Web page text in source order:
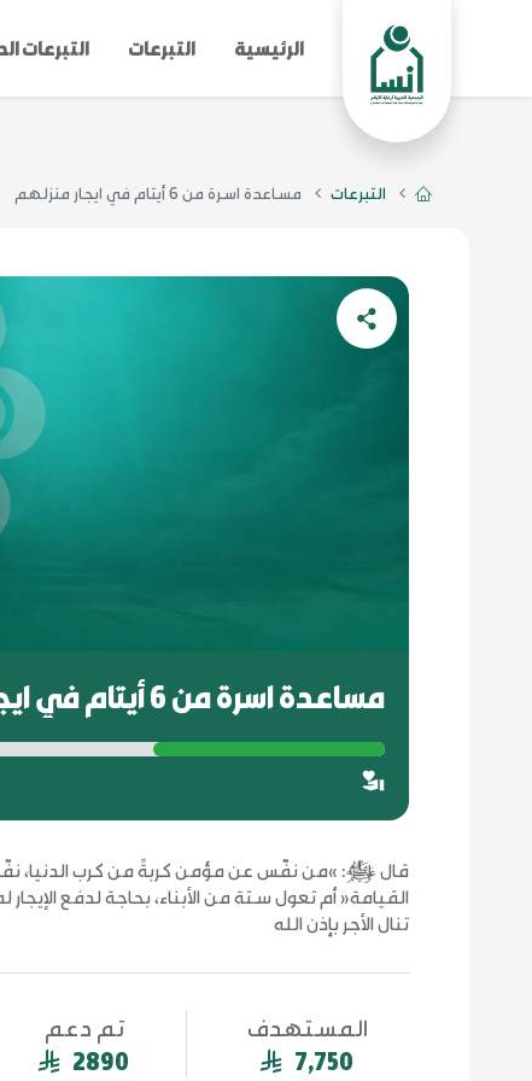
الرئيسية التبرعات التبرعات
التبرعات مساعدة اسرة من 6 أيتام في ايجار منزلهم
مساعدة اسرة من 6 أيتام في ايجار منزلهم
قال ﷺ: »من نفّس عن مؤمن كربةً من كرب الدنيا،
القيامة« أم تعول ستة من الأبناء، بحاجة لدفع
تنال الأجر بإذن الله
المستهدف
7,750
تم دعم
2890